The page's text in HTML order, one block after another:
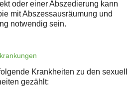
oder einer Abszedierung kann
mit Abszessausräumung und
notwendig sein.
Krankheiten zu den sexuell
gezählt: